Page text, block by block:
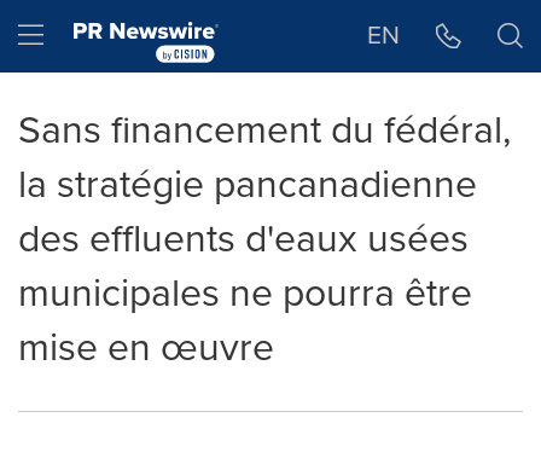
Hamburger menu EN
Sans financement du fédéral,
la stratégie pancanadienne
des effluents d'eaux usées
municipales ne pourra être
mise en œuvre